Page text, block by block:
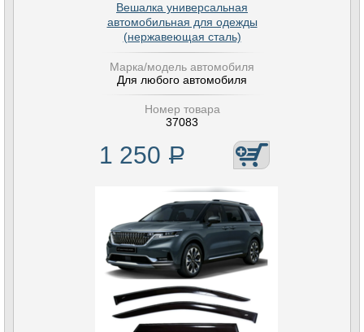
Вешалка универсальная
автомобильная для одежды
(нержавеющая сталь)
Марка/модель автомобиля
Для любого автомобиля
Номер товара
37083
1 250 Р